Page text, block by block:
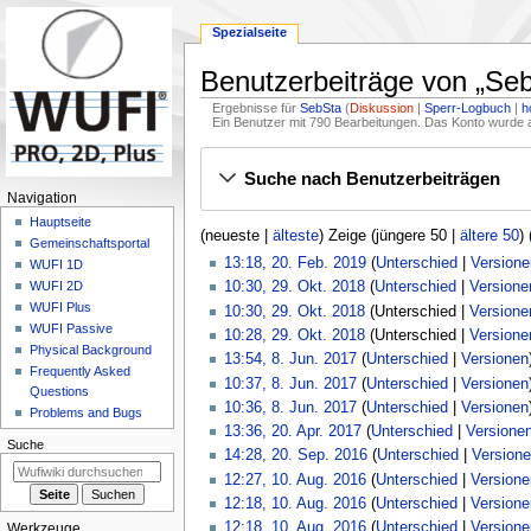
Benutzerbeiträge von „
Ergebnisse fürSebSta Diskussion Sperr-Logbuch
Ein Benutzer mit 790 Bearbeitungen. Das Konto wurde
Navigation
Suche Suche nach Benutzerbeiträgen
(neueste| älteste) Zeige (jüngere 50| ältere 50)
13:18, 20. Feb. 2019 Unterschied
K
e
i
n
e
B
r
b
e
O
10:30, 29. Okt. 2018 Unterschied
K
e
i
n
e
B
r
b
10:30, 29. Okt. 2018 Unterschied
10:28, 29. Okt. 2018 Unterschied
13:54, 8. Jun. 2017 Unterschied Versionen
K
e
i
n
e
B
10:37, 8. Jun. 2017 Unterschied Versionen
K
e
i
n
e
B
10:36, 8. Jun. 2017 Unterschied Versionen
K
e
i
n
e
A
13:36, 20. Apr. 2017 Unterschied
K
e
i
n
S
14:28, 20. Sep. 2016 Unterschied
K
e
i
12:27, 10. Aug. 2016 Unterschied
K
e
12:18, 10. Aug. 2016 Unterschied
K12:18, 10. Aug. 2016 Unterschied
N
n
s
m
e
Spezialseite
Navigation
Hauptseite
Gemeinschafts­portal
WUFI 1D
WUFI 2D
WUFI Plus
WUFI Passive
Physical Background
Frequently Asked
Questions
Problems and Bugs
Suche
Werkzeuge